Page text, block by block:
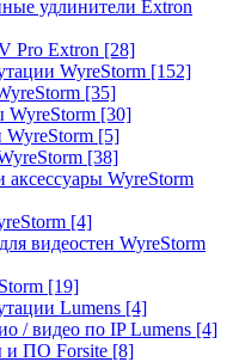
удлинители Extron
Pro Extron [28]
WyreStorm [152]
[35]
WyreStorm [30]
WyreStorm [5]
[38]
аксессуары WyreStorm
[4]
видеостен WyreStorm
[19]
Lumens [4]
/ видео по IP Lumens [4]
и ПО Forsite [8]